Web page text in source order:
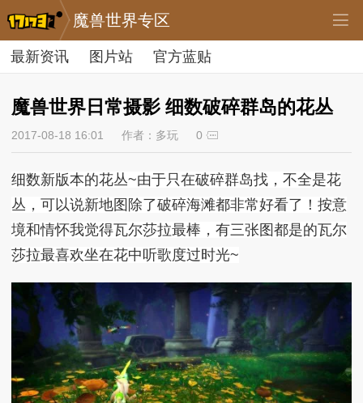
魔兽世界专区
最新资讯 图片站 官方蓝贴
魔兽世界日常摄影 细数破碎群岛的花丛
2017-08-18 16:01 作者：多玩 0
细数新版本的花丛~由于只在破碎群岛找，不全是花
丛，可以说新地图除了破碎海滩都非常好看了！按意
境和情怀我觉得瓦尔莎拉最棒，有三张图都是的瓦尔
莎拉最喜欢坐在花中听歌度过时光~